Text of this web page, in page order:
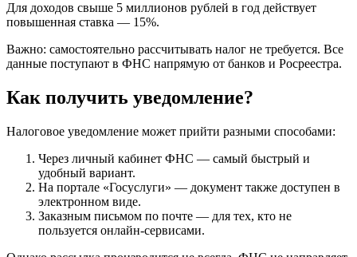
Для доходов свыше 5 миллионов рублей в год действует
повышенная ставка — 15%.
Важно: самостоятельно рассчитывать налог не требуется. Все
данные поступают в ФНС напрямую от банков и Росреестра.
Как получить уведомление?
Налоговое уведомление может прийти разными способами:
Через личный кабинет ФНС — самый быстрый и
удобный вариант.
На портале «Госуслуги» — документ также доступен в
электронном виде.
Заказным письмом по почте — для тех, кто не
пользуется онлайн-сервисами.